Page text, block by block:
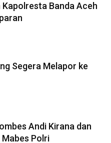
Banda Aceh
Segera Melapor ke
Andi Kirana dan
Polri